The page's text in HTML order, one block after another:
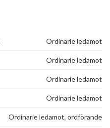
Ordinarie ledamot
Ordinarie ledamot
Ordinarie ledamot
Ordinarie ledamot
Ordinarie ledamot, ordförande